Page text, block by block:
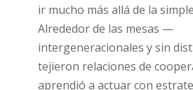
ir mucho más allá de la
Alrededor de las mesas —
intergeneracionales y sin
tejieron relaciones de
aprendió a actuar con